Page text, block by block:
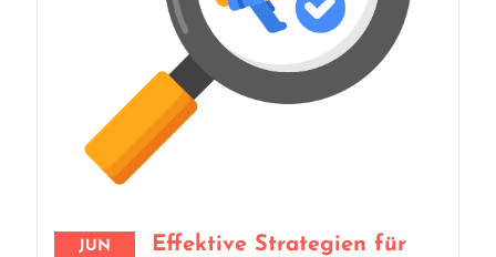
JUN
Effektive Strategien für